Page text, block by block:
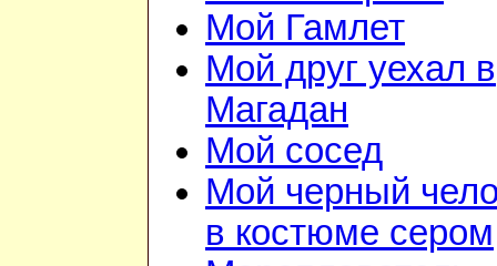
Мой Гамлет
Мой друг уехал в
Магадан
Мой сосед
Мой черный
в костюме сером